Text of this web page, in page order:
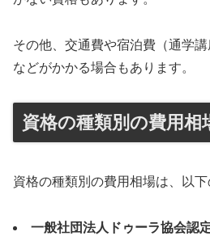
その他、交通費や宿泊費（通学
などがかかる場合もあります。
資格の種類別の費用相
資格の種類別の費用相場は、以下
一般社団法人ドゥーラ協会認